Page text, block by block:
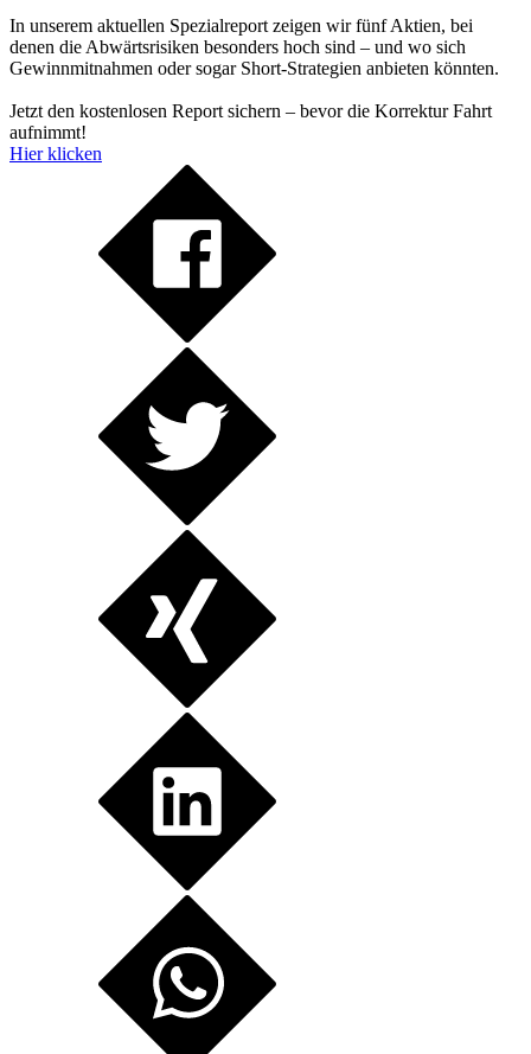
In unserem aktuellen Spezialreport zeigen wir fünf Aktien, bei
denen die Abwärtsrisiken besonders hoch sind – und wo sich
Gewinnmitnahmen oder sogar Short-Strategien anbieten könnten.
Jetzt den kostenlosen Report sichern – bevor die Korrektur Fahrt
aufnimmt!
Hier klicken